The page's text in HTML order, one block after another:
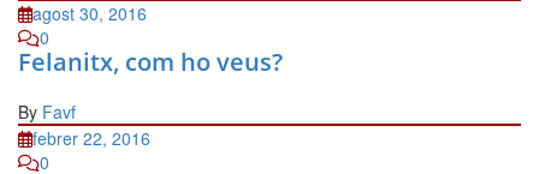
agost 30, 2016
0
Felanitx, com ho veus?
By Favf
febrer 22, 2016
0